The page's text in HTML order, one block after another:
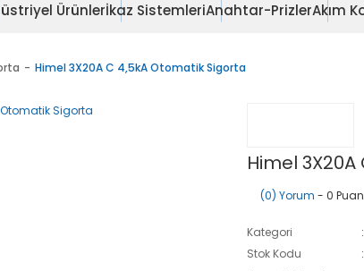
Ürünlerİkaz SistemleriAnahtar-PrizlerAkım
Himel 3X20A C 4,5kA Otomatik Sigorta
Himel
(0) Yorum - 0 Puan
Kategori
Stok Kodu